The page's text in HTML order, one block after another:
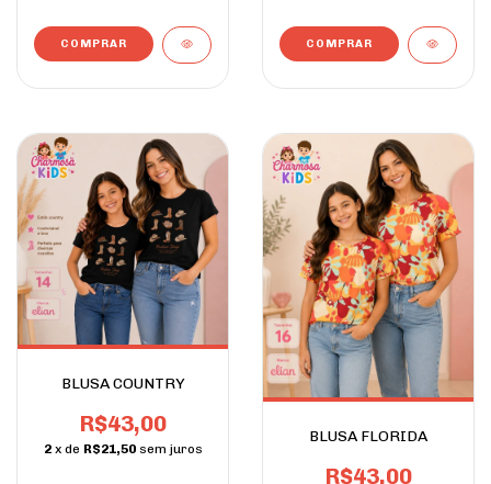
COMPRAR COMPRAR
BLUSA COUNTRY
R$43,00
2 x de R$21,50 sem juros
BLUSA FLORIDA
R$43,00